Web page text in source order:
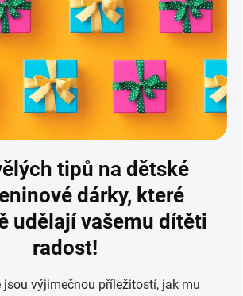
tipů na dětské
dárky, které
udělají vašemu dítěti
radost!
jsou výjimečnou příležitostí, jak mu